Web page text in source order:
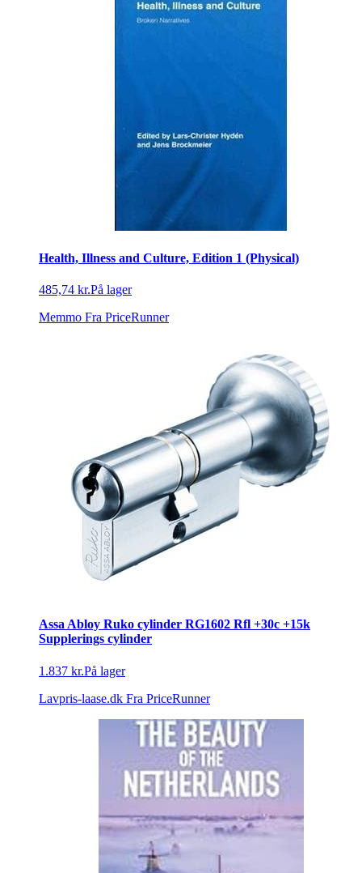
Health, Illness and Culture, Edition 1 (Physical)
485,74 kr.På lager
Memmo Fra PriceRunner
Assa Abloy Ruko cylinder RG1602 Rfl +30c +15k
Supplerings cylinder
1.837 kr.På lager
Lavpris-laase.dk Fra PriceRunner